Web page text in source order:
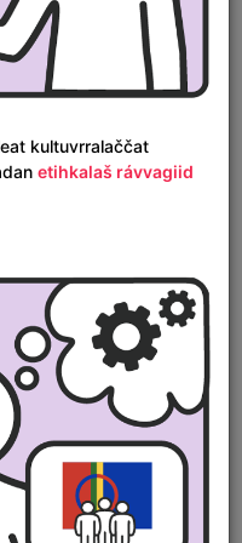
kultuvrralaččat
etihkalaš rávvagiid